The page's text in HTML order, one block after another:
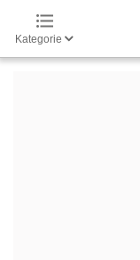
Kategorie